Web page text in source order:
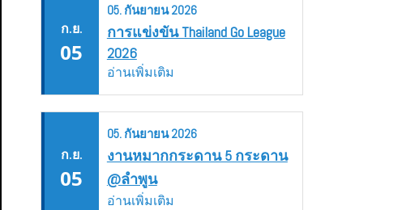
ก.ย.
05
05. กันยายน2026
การแข่งขัน Thailand Go League
2026
อ่านเพิ่มเติม
ก.ย.
05
05. กันยายน2026
งานหมากกระดาน 5 กระดาน
@ลำพูน
อ่านเพิ่มเติม